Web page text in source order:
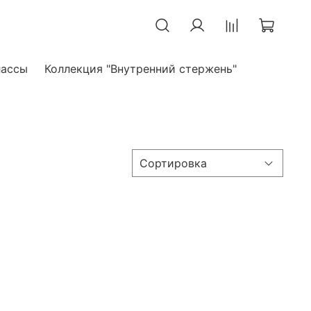
Коллекция "Внутренний стержень"